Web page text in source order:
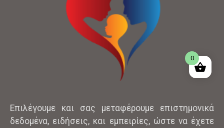
Επιλέγουμε και σας μεταφέρουμε επιστημονικά
δεδομένα, ειδήσεις, και εμπειρίες, ώστε να έχετε
0